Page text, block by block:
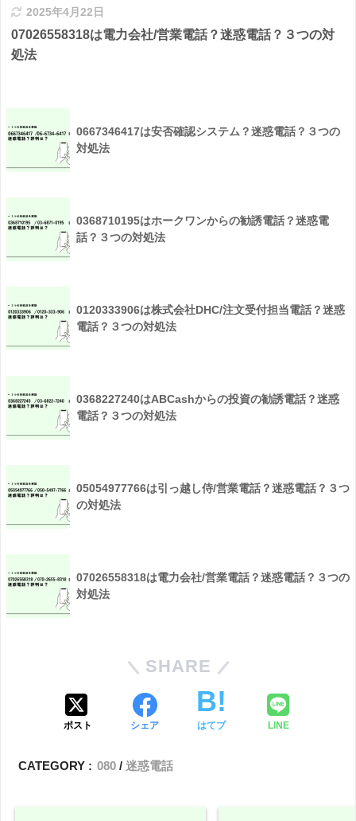
2025年4月22日
07026558318は電力会社/営業電話？迷惑電話？３つの対
処法
0667346417は安否確認システム？迷惑電話？３つの
対処法
0368710195はホークワンからの勧誘電話？迷惑電
話？３つの対処法
0120333906は株式会社DHC/注文受付担当電話？迷惑
電話？３つの対処法
0368227240はABCashからの投資の勧誘電話？迷惑
電話？３つの対処法
05054977766は引っ越し侍/営業電話？迷惑電話？３つ
の対処法
07026558318は電力会社/営業電話？迷惑電話？３つの
対処法
SHARE
ポスト シェア はてブ LINE
CATEGORY : 080 迷惑電話